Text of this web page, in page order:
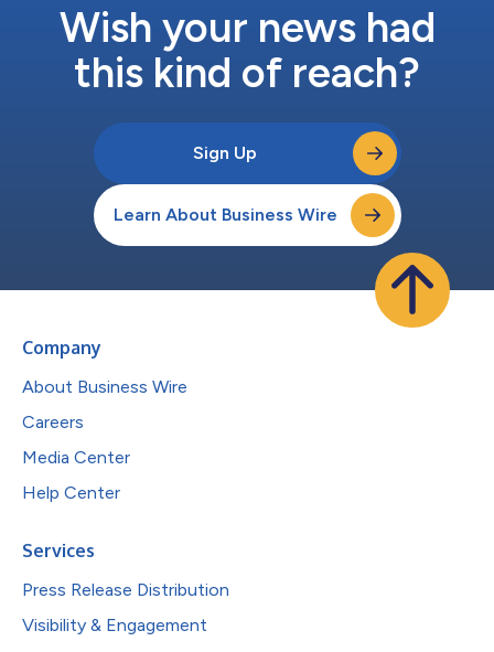
Wish your news had
this kind of reach?
Sign Up
Learn About Business Wire
Company
About Business Wire
Careers
Media Center
Help Center
Services
Press Release Distribution
Visibility & Engagement